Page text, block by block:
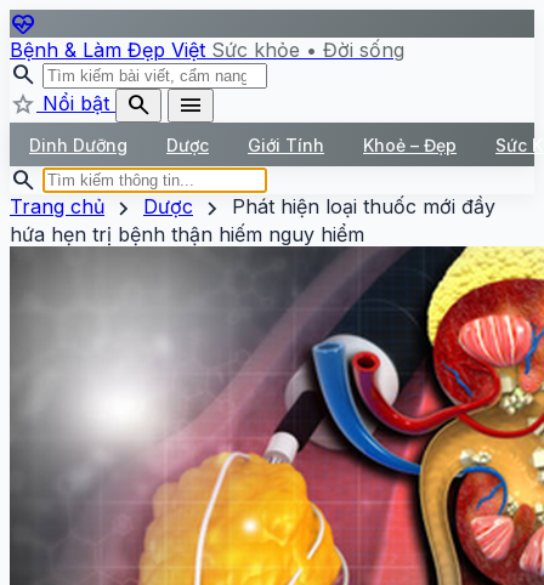
ecg_heart
Bệnh & Làm Đẹp Việt Sức khỏe • Đời sống
search
star Nổi bật search menu
Dinh Dưỡng Dược Giới Tính Khoẻ – Đẹp Sức
search
Trang chủ chevron_right Dược chevron_right
Phát hiện loại thuốc mới đầy
hứa hẹn trị bệnh thận hiếm nguy hiểm